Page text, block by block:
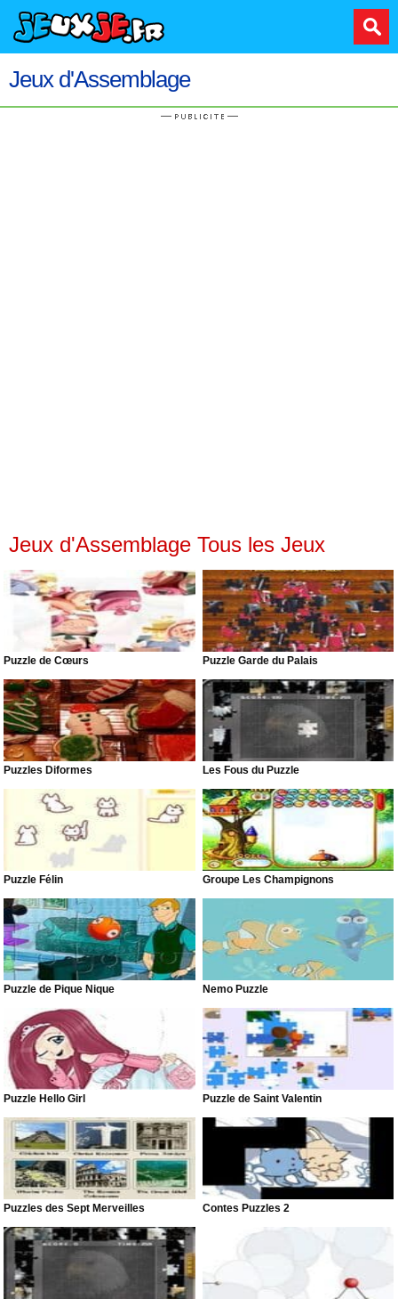
Jeux d'Assemblage
Jeux d'Assemblage Tous les Jeux
Puzzle de Cœurs Puzzle Garde du Palais
Puzzles Diformes Les Fous du Puzzle
Puzzle Félin Groupe Les Champignons
Puzzle de Pique Nique Nemo Puzzle
Puzzle Hello Girl Puzzle de Saint Valentin
Puzzles des Sept Merveilles Contes Puzzles 2